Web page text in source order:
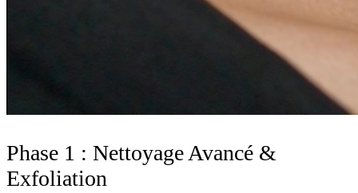
Phase 1 : Nettoyage Avancé &
Exfoliation